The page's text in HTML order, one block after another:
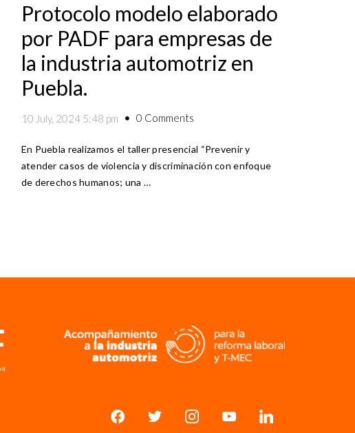
Protocolo modelo elaborado
por PADF para empresas de
la industria automotriz en
Puebla.
10 July, 2024 5:48 pm 0 Comments
En Puebla realizamos el taller presencial “Prevenir y
atender casos de violencia y discriminación con enfoque
de derechos humanos; una …